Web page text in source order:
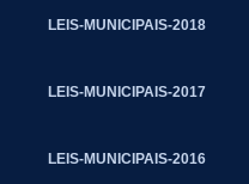
LEIS-MUNICIPAIS-2018
LEIS-MUNICIPAIS-2017
LEIS-MUNICIPAIS-2016